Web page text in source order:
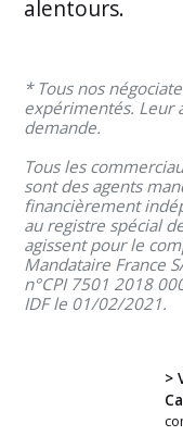
alentours.
* Tous nos
expérimentés. Leur
demande.
Tous les
sont des agents
financièrement
au registre spécial
agissent pour le
Mandataire France
n°CPI 7501 2018
IDF le 01/02/2021.
>